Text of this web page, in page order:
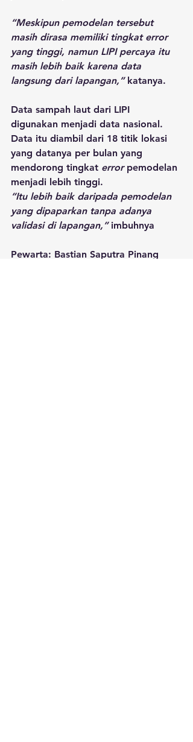
“Meskipun pemodelan tersebut
masih dirasa memiliki tingkat error
yang tinggi, namun LIPI percaya itu
masih lebih baik karena data
langsung dari lapangan,” katanya.
Data sampah laut dari LIPI
digunakan menjadi data nasional.
Data itu diambil dari 18 titik lokasi
yang datanya per bulan yang
mendorong tingkat error pemodelan
menjadi lebih tinggi.
“Itu lebih baik daripada pemodelan
yang dipaparkan tanpa adanya
validasi di lapangan,” imbuhnya
Pewarta: Bastian Saputra Pinang